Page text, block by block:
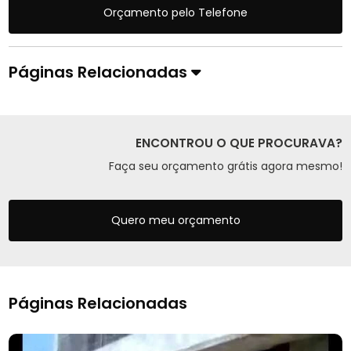
Orçamento pelo Telefone
Páginas Relacionadas
ENCONTROU O QUE PROCURAVA?
Faça seu orçamento grátis agora mesmo!
Quero meu orçamento
Páginas Relacionadas